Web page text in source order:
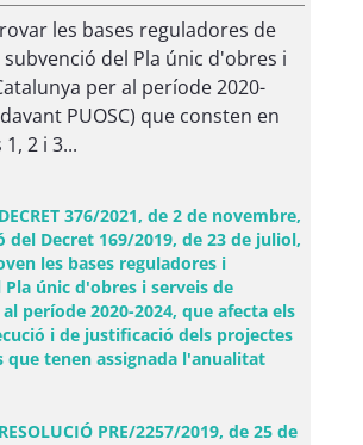
les bases reguladores de
subvenció del Pla únic d'obres i
per al període 2020-
PUOSC) que consten en
2 i 3...
376/2021, de 2 de novembre,
del Decret 169/2019, de 23 de juliol,
les bases reguladores i
únic d'obres i serveis de
període 2020-2024, que afecta els
i de justificació dels projectes
que tenen assignada l'anualitat
PRE/2257/2019, de 25 de